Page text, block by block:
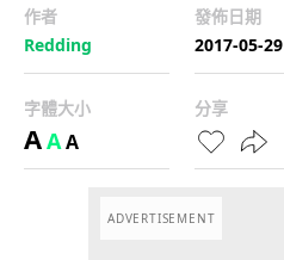
作者
Redding
發佈日期
2017-05-29
字體大小
AAA
分享
ADVERTISEMENT